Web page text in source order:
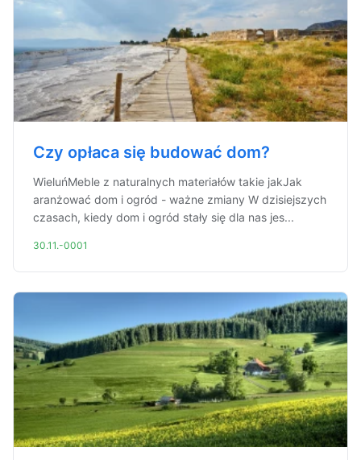
Czy opłaca się budować dom?
WieluńMeble z naturalnych materiałów takie jakJak
aranżować dom i ogród - ważne zmiany W dzisiejszych
czasach, kiedy dom i ogród stały się dla nas jes...
30.11.-0001